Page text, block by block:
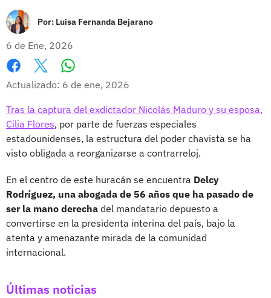
Por: Luisa Fernanda Bejarano
6 de Ene, 2026
Facebook
X
Actualizado: 6 de ene, 2026
Tras la captura del exdictador Nicolás Maduro y su esposa,
Cilia Flores, por parte de fuerzas especiales
estadounidenses, la estructura del poder chavista se ha
visto obligada a reorganizarse a contrarreloj.
En el centro de este huracán se encuentra Delcy
Rodríguez, una abogada de 56 años que ha pasado de
ser la mano derecha del mandatario depuesto a
convertirse en la presidenta interina del país, bajo la
atenta y amenazante mirada de la comunidad
internacional.
Últimas noticias